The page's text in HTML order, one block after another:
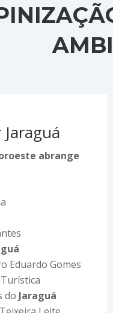
abrange
Eduardo Gomes
do Jaraguá